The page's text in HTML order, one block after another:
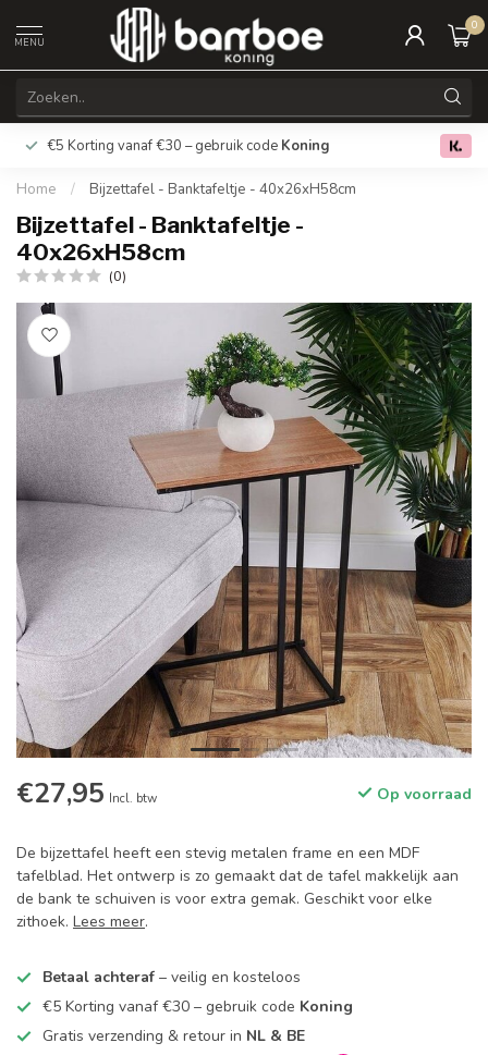
MENU
0
€5 Korting vanaf €30 – gebruik code Koning Gratis
Home / Bijzettafel - Banktafeltje - 40x26xH58cm
Bijzettafel - Banktafeltje -
40x26xH58cm
(0)
€27,95 Incl. btw Op voorraad
De bijzettafel heeft een stevig metalen frame en een MDF
tafelblad. Het ontwerp is zo gemaakt dat de tafel makkelijk aan
de bank te schuiven is voor extra gemak. Geschikt voor elke
zithoek. Lees meer.
Betaal achteraf – veilig en kosteloos
€5 Korting vanaf €30 – gebruik code Koning
Gratis verzending & retour in NL & BE